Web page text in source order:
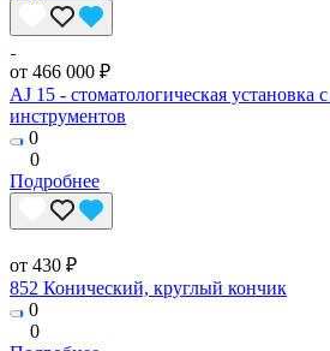
от 466 000 ₽
AJ 15 - стоматологическая установка
инструментов
0
0
Подробнее
от 430 ₽
852 Конический, круглый кончик
0
0